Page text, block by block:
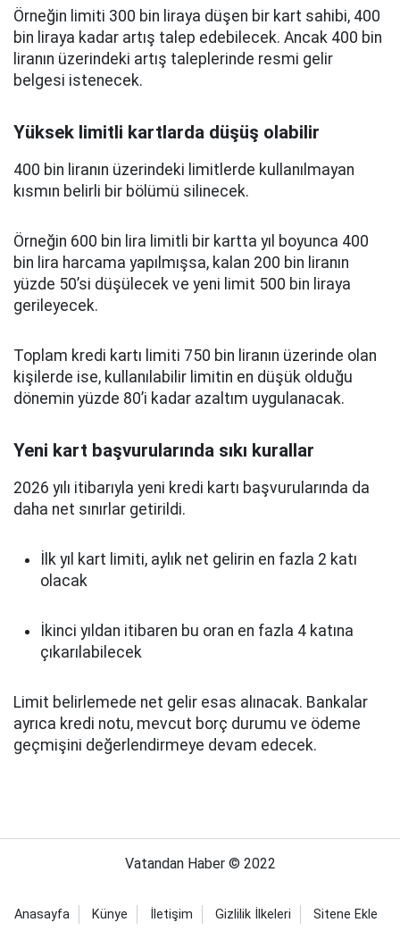
Örneğin limiti 300 bin liraya düşen bir kart sahibi, 400
bin liraya kadar artış talep edebilecek. Ancak 400 bin
liranın üzerindeki artış taleplerinde resmi gelir
belgesi istenecek.
Yüksek limitli kartlarda düşüş olabilir
400 bin liranın üzerindeki limitlerde kullanılmayan
kısmın belirli bir bölümü silinecek.
Örneğin 600 bin lira limitli bir kartta yıl boyunca 400
bin lira harcama yapılmışsa, kalan 200 bin liranın
yüzde 50’si düşülecek ve yeni limit 500 bin liraya
gerileyecek.
Toplam kredi kartı limiti 750 bin liranın üzerinde olan
kişilerde ise, kullanılabilir limitin en düşük olduğu
dönemin yüzde 80’i kadar azaltım uygulanacak.
Yeni kart başvurularında sıkı kurallar
2026 yılı itibarıyla yeni kredi kartı başvurularında da
daha net sınırlar getirildi.
İlk yıl kart limiti, aylık net gelirin en fazla 2 katı
olacak
İkinci yıldan itibaren bu oran en fazla 4 katına
çıkarılabilecek
Limit belirlemede net gelir esas alınacak. Bankalar
ayrıca kredi notu, mevcut borç durumu ve ödeme
geçmişini değerlendirmeye devam edecek.
Vatandan Haber © 2022
Anasayfa Künye İletişim Gizlilik İlkeleri Sitene Ekle